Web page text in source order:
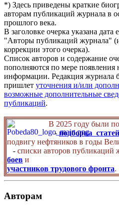
*) Здесь приведены краткие
авторам публикаций журнала в
прошлого века.
В заголовке очерка указана дата
"Авторы публикаций журнала"
коррекции этого очерка).
Список авторов и содержание
пополняются по мере появления
информации. Редакция журнала
пришлет уточнения и/или
возможные дополнительные
публикаций.
В 2025 году были
- подборка
подвигу нефтяников в годы
- списки авторов публикаций
боев и
участников трудового фронта.
Авторам